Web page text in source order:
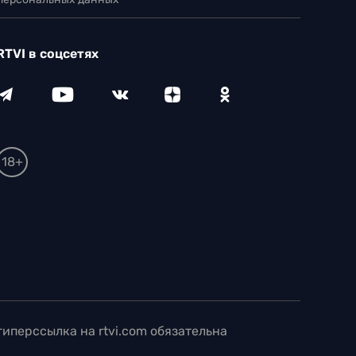
в соцсетях
18+
на rtvi.com обязательна